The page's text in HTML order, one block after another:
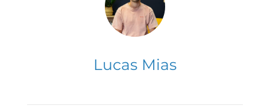
Lucas Mias